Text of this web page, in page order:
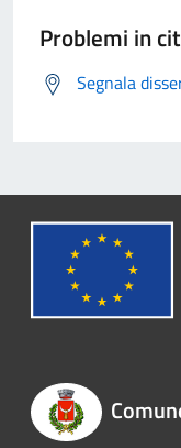
Problemi in
Segnala